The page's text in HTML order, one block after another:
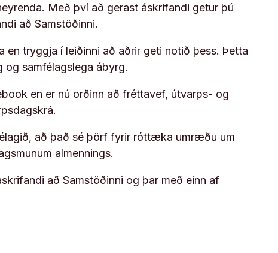
Með því að gerast áskrifandi getur þú
að Samstöðinni.
tryggja í leiðinni að aðrir geti notið þess. Þetta
og samfélagslega ábyrg.
en er nú orðinn að fréttavef, útvarps- og
að það sé þörf fyrir róttæka umræðu um
almennings.
að Samstöðinni og þar með einn af